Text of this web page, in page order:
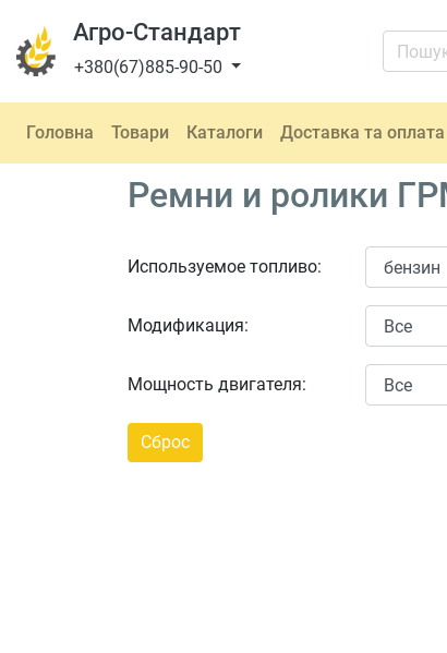
Агро-Стандарт
+380(67)885-90-50
Головна Товари Каталоги Доставка та оплата
Ремни и ролики
Используемое топливо:
Модификация:
Мощность двигателя: